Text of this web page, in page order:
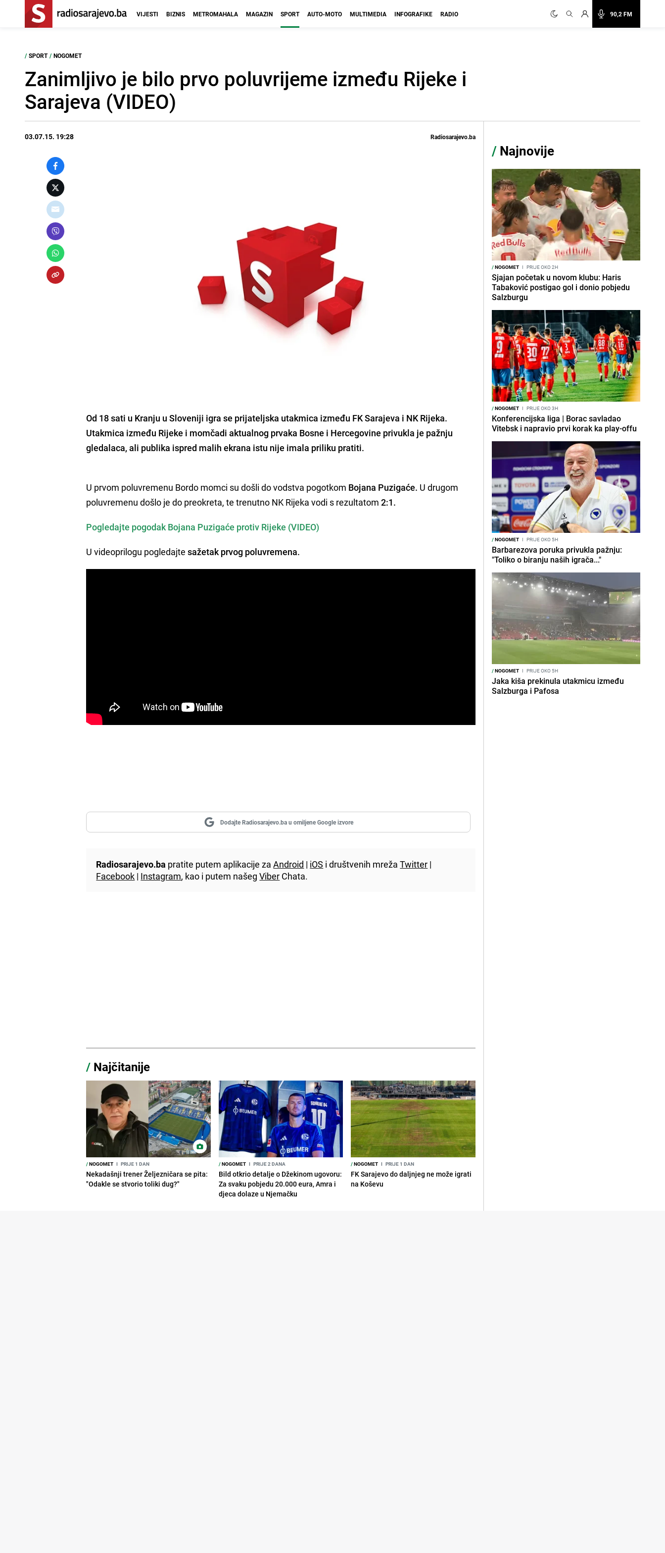
90,2 FM
VIJESTI BIZNIS METROMAHALA MAGAZIN SPORT AUTO-MOTO MULTIMEDIA INFOGRAFIKE RADIO
/ SPORT / NOGOMET
Zanimljivo je bilo prvo poluvrijeme između Rijeke i
Sarajeva (VIDEO)
03.07.15. 19:28 Radiosarajevo.ba
Od 18 sati u Kranju u Sloveniji igra se prijateljska utakmica između FK Sarajeva i NK Rijeka.
Utakmica između Rijeke i momčadi aktualnog prvaka Bosne i Hercegovine privukla je pažnju
gledalaca, ali publika ispred malih ekrana istu nije imala priliku pratiti.
U prvom poluvremenu Bordo momci su došli do vodstva pogotkom Bojana Puzigaće. U drugom
poluvremenu došlo je do preokreta, te trenutno NK Rijeka vodi s rezultatom2:1.
Pogledajte pogodak Bojana Puzigaće protiv Rijeke (VIDEO)
U videoprilogu pogledajtesažetak prvog poluvremena.
Dodajte Radiosarajevo.ba u omiljene Google izvore
Radiosarajevo.ba pratite putem aplikacije zaAndroid | iOS i društvenih mrežaTwitter |
Facebook | Instagram, kao i putem našegViber Chata.
/ Najčitanije
/NOGOMET I PRIJE 1 DAN
Nekadašnji trener Željezničara se pita:
"Odakle se stvorio toliki dug?"
/NOGOMET I PRIJE 2 DANA
Bild otkrio detalje o Džekinom ugovoru:
Za svaku pobjedu 20.000 eura, Amra i
djeca dolaze u Njemačku
/NOGOMET I PRIJE 1 DAN
FK Sarajevo do daljnjeg ne može igrati
na Koševu
/ Najnovije
/NOGOMET I PRIJE OKO 2H
Sjajan početak u novom klubu: Haris
Tabaković postigao gol i donio pobjedu
Salzburgu
/NOGOMET I PRIJE OKO 3H
Konferencijska liga | Borac savladao
Vitebsk i napravio prvi korak ka play-offu
/NOGOMET I PRIJE OKO 5H
Barbarezova poruka privukla pažnju:
"Toliko o biranju naših igrača..."
/NOGOMET I PRIJE OKO 5H
Jaka kiša prekinula utakmicu između
Salzburga i Pafosa